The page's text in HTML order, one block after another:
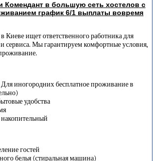
Комендант в большую сеть хостелов с
график 6/1 выплаты вовремя
Киеве ищет ответственного работника для
сервиса. Мы гарантируем комфортные условия,
Для иногородних бесплатное проживание в
удобства
гостей
белья (стиральная машина)